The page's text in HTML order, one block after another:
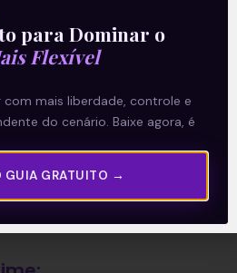
para Dominar o
Flexível
mais liberdade, controle e
do cenário. Baixe agora, é
GUIA GRATUITO →